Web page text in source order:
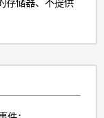
存储器、不提供